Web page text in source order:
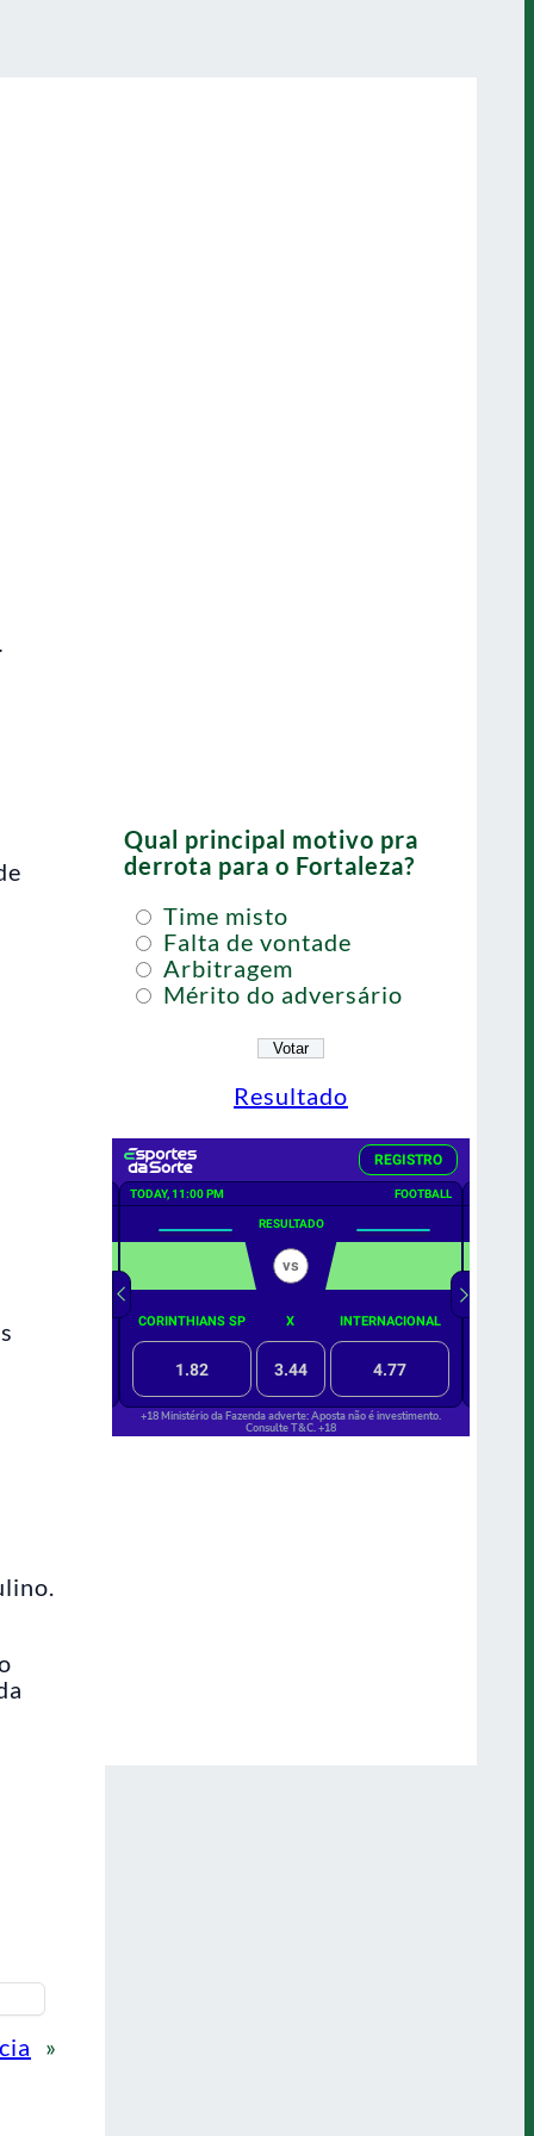
»
Qual principal motivo pra
derrota para o Fortaleza?
Time misto
Falta de vontade
Arbitragem
Mérito do adversário
Resultado